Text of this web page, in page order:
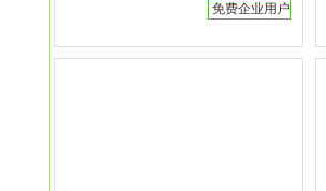
免费企业用户